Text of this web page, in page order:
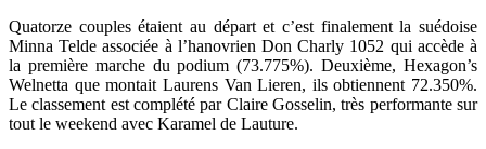
Quatorze couples étaient au départ et c’est finalement la suédoise
Minna Telde associée à l’hanovrien Don Charly 1052 qui accède à
la première marche du podium (73.775%). Deuxième, Hexagon’s
Welnetta que montait Laurens Van Lieren, ils obtiennent 72.350%.
Le classement est complété par Claire Gosselin, très performante sur
tout le weekend avec Karamel de Lauture.